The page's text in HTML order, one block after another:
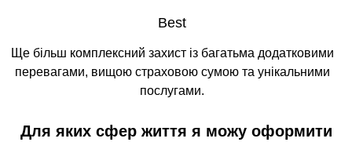
Best
Ще більш комплексний захист із багатьма додатковими
перевагами, вищою страховою сумою та унікальними
послугами.
Для яких сфер життя я можу оформити